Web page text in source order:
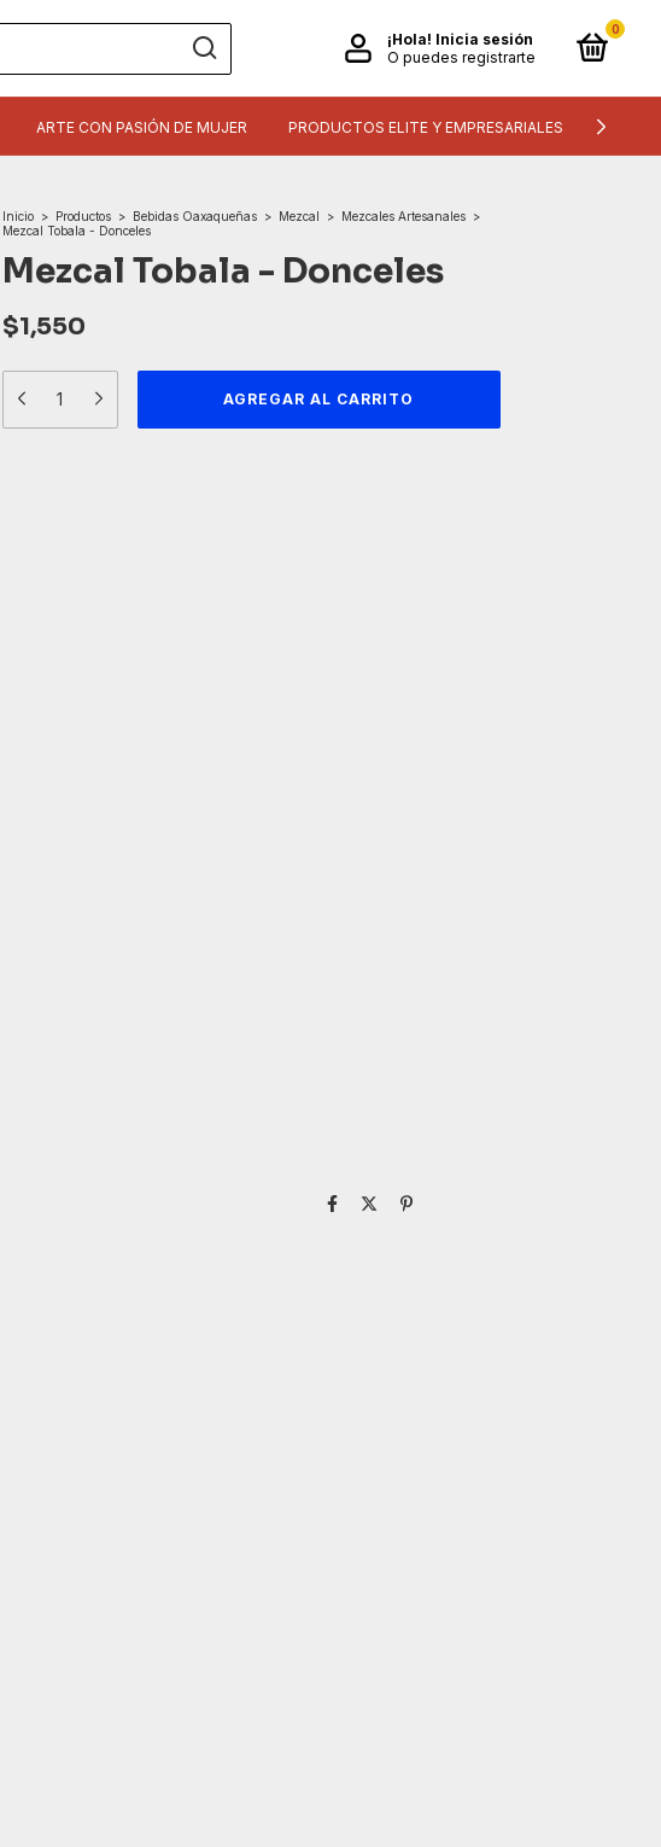
¡Hola! Inicia sesión
O puedes registrarte
0
ARTE CON PASIÓN DE MUJER PRODUCTOS ELITE Y EMPRESARIALES
Inicio > Productos > Bebidas Oaxaqueñas > Mezcal > Mezcales Artesanales >
Mezcal Tobala - Donceles
Mezcal Tobala - Donceles
$1,550